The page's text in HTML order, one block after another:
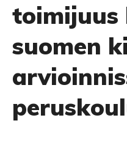
toimijuus
suomen